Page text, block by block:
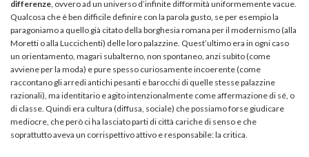
differenze , ovvero ad un universo d’infinite difformità uniformemente vacue.
Qualcosa che è ben difficile definire con la parola gusto, se per esempio la
paragoniamo a quello già citato della borghesia romana per il modernismo (alla
Moretti o alla Luccichenti) delle loro palazzine. Quest’ultimo era in ogni caso
un orientamento, magari subalterno, non spontaneo, anzi subìto (come
avviene per la moda) e pure spesso curiosamente incoerente (come
raccontano gli arredi antichi pesanti e barocchi di quelle stesse palazzine
razionali), ma identitario e agito intenzionalmente come affermazione di sé, o
di classe. Quindi era cultura (diffusa, sociale) che possiamo forse giudicare
mediocre, che però ci ha lasciato parti di città cariche di senso e che
soprattutto aveva un corrispettivo attivo e responsabile: la critica.